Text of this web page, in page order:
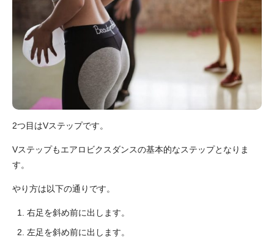
2つ目はVステップです。
Vステップもエアロビクスダンスの基本的なステップとなりま
す。
やり方は以下の通りです。
右足を斜め前に出します。
左足を斜め前に出します。